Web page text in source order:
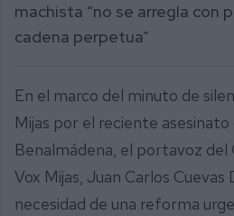
machista “no se arregla con
cadena perpetua”
En el marco del minuto de
Mijas por el reciente asesinato
Benalmádena, el portavoz del
Vox Mijas, Juan Carlos Cuevas
necesidad de una reforma